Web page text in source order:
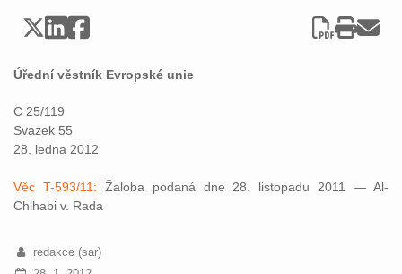
Úřední věstník Evropské unie
C 25/119
Svazek 55
28. ledna 2012
Věc T-593/11: Žaloba podaná dne 28. listopadu 2011 — Al-
Chihabi v. Rada
redakce (sar)